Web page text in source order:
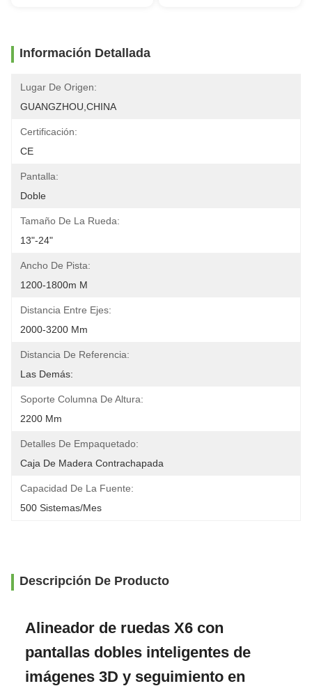
Información Detallada
Lugar De Origen:
GUANGZHOU,CHINA
Certificación:
CE
Pantalla:
Doble
Tamaño De La Rueda:
13"-24"
Ancho De Pista:
1200-1800m M
Distancia Entre Ejes:
2000-3200 Mm
Distancia De Referencia:
Las Demás:
Soporte Columna De Altura:
2200 Mm
Detalles De Empaquetado:
Caja De Madera Contrachapada
Capacidad De La Fuente:
500 Sistemas/mes
Descripción De Producto
Alineador de ruedas X6 con
pantallas dobles inteligentes de
imágenes 3D y seguimiento en